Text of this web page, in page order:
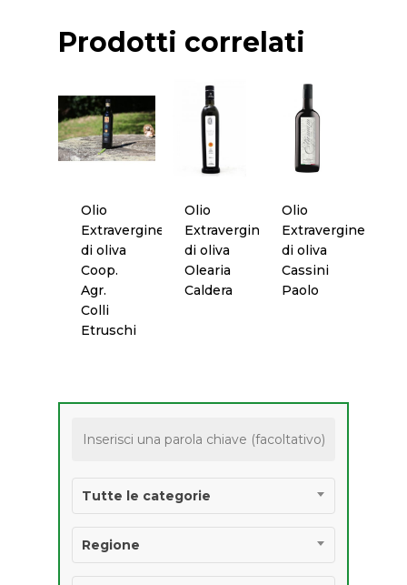
Prodotti correlati
Olio
Extravergine
di oliva
Coop.
Agr.
Colli
Etruschi
Olio
Extravergine
di oliva
Olearia
Caldera
Olio
Extravergine
di oliva
Cassini
Paolo
Tutte le categorie
Regione
Anno 2023
Premio “PANIERE
Anno 2022
Premio “PANIERE
Regolamento
Prodotti
Formaggi
Liquori
Pane
Pasta
AGROALIMENTARI
IGP E STG
Contattaci
Newsletter